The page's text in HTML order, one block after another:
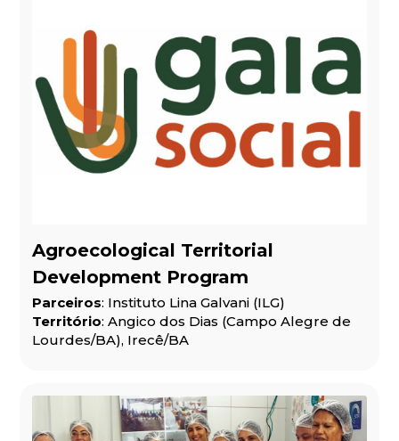
Agroecological Territorial
Development Program
Parceiros: Instituto Lina Galvani (ILG)
Território: Angico dos Dias (Campo Alegre de
Lourdes/BA), Irecê/BA